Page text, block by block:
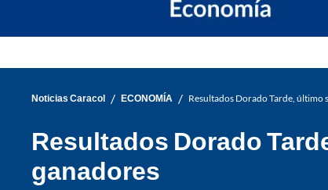
Noticias Caracol / ECONOMÍA / Resultados Dorado Tarde, último
Resultados Dorado
ganadores